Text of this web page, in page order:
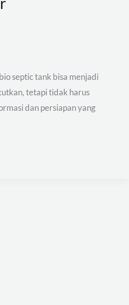
septic tank bisa menjadi
tetapi tidak harus
dan persiapan yang